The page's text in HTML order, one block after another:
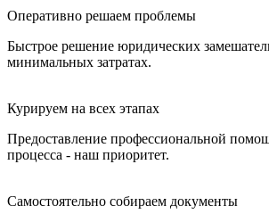
Оперативно решаем проблемы
Быстрое решение юридических
минимальных затратах.
Курируем на всех этапах
Предоставление профессиональной
процесса - наш приоритет.
Самостоятельно собираем документы